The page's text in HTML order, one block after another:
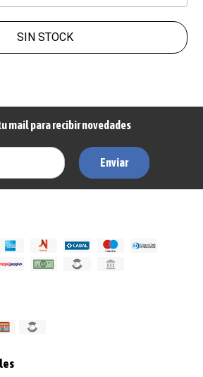
SIN STOCK
mail para recibir novedades
Enviar